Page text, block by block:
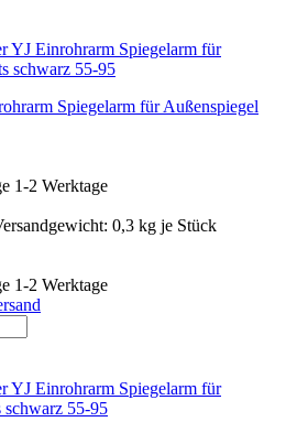
Spiegelarm für Außenspiegel
1-2 Werktage
0,3 kg je Stück
1-2 Werktage